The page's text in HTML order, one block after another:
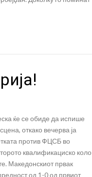
ќе се обиде да испише
откако вечерва ја
против ФЦСБ во
квалификациско коло
Македонскиот првак
од 1-0 од првиот